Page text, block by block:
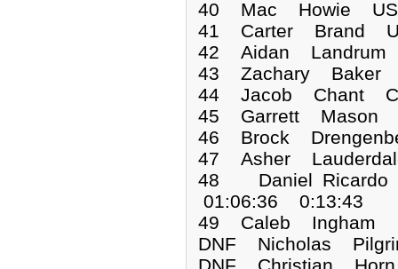
40 Mac Howie
41 Carter Brand
42 Aidan Landrum
43 Zachary Baker
44 Jacob Chant
45 Garrett Mason
46 Brock
47 Asher
48 Daniel
01:06:36 0:13:43
49 Caleb Ingham
DNF Nicholas